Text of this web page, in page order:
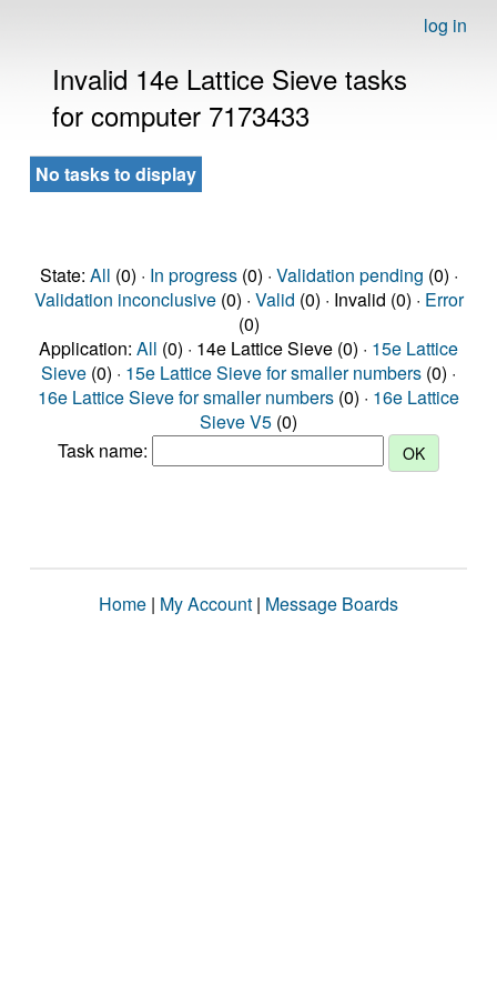
log in
Invalid 14e Lattice Sieve tasks
for computer 7173433
No tasks to display
State: All (0) · In progress(0) · Validation pending (0) ·
Validation inconclusive(0) · Valid (0) · Invalid (0) · Error
(0)
Application: All (0) · 14e Lattice Sieve (0) · 15e Lattice
Sieve (0) · 15e Lattice Sieve for smaller numbers (0) ·
16e Lattice Sieve for smaller numbers (0) · 16e Lattice
Sieve V5 (0)
Task name:
Home | My Account | Message Boards